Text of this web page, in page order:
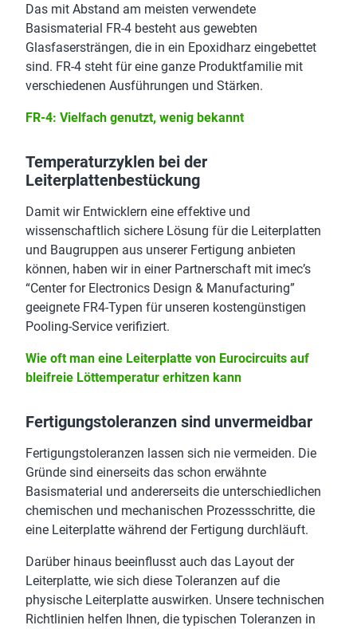
Das mit Abstand am meisten verwendete
Basismaterial FR-4 besteht aus gewebten
Glasfasersträngen, die in ein Epoxidharz eingebettet
sind. FR-4 steht für eine ganze Produktfamilie mit
verschiedenen Ausführungen und Stärken.
FR-4: Vielfach genutzt, wenig bekannt
Temperaturzyklen bei der
Leiterplattenbestückung
Damit wir Entwicklern eine effektive und
wissenschaftlich sichere Lösung für die Leiterplatten
und Baugruppen aus unserer Fertigung anbieten
können, haben wir in einer Partnerschaft mit imec’s
“Center for Electronics Design & Manufacturing”
geeignete FR4-Typen für unseren kostengünstigen
Pooling-Service verifiziert.
Wie oft man eine Leiterplatte von Eurocircuits auf
bleifreie Löttemperatur erhitzen kann
Fertigungstoleranzen sind unvermeidbar
Fertigungstoleranzen lassen sich nie vermeiden. Die
Gründe sind einerseits das schon erwähnte
Basismaterial und andererseits die unterschiedlichen
chemischen und mechanischen Prozessschritte, die
eine Leiterplatte während der Fertigung durchläuft.
Darüber hinaus beeinflusst auch das Layout der
Leiterplatte, wie sich diese Toleranzen auf die
physische Leiterplatte auswirken. Unsere technischen
Richtlinien helfen Ihnen, die typischen Toleranzen in